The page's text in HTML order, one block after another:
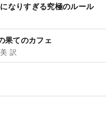
なりすぎる究極のルール
果てのカフェ
訳